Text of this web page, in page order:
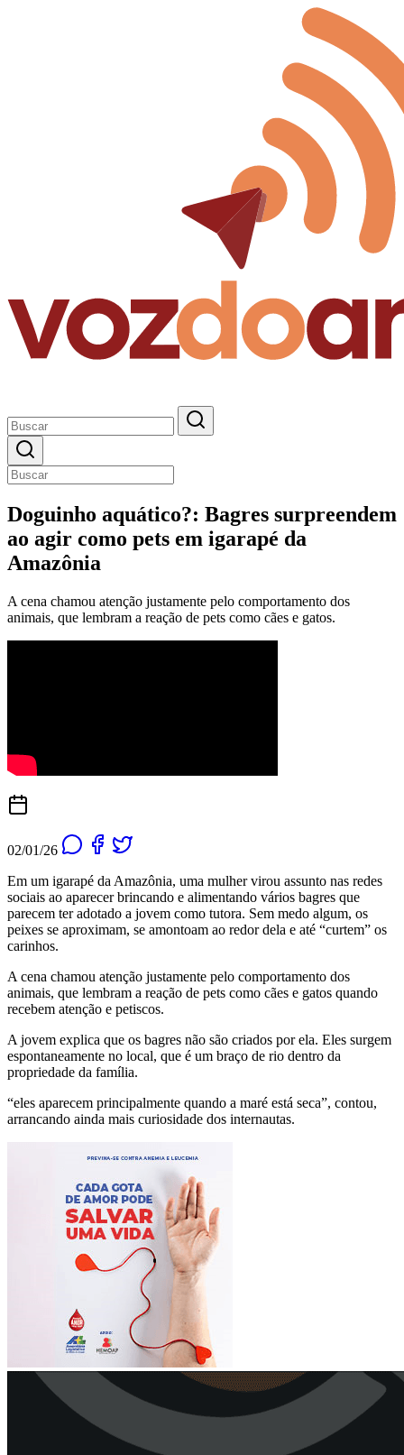
Doguinho aquático?: Bagres surpreendem
ao agir como pets em igarapé da
Amazônia
A cena chamou atenção justamente pelo comportamento dos
animais, que lembram a reação de pets como cães e gatos.
02/01/26
Em um igarapé da Amazônia, uma mulher virou assunto nas redes
sociais ao aparecer brincando e alimentando vários bagres que
parecem ter adotado a jovem como tutora. Sem medo algum, os
peixes se aproximam, se amontoam ao redor dela e até “curtem” os
carinhos.
A cena chamou atenção justamente pelo comportamento dos
animais, que lembram a reação de pets como cães e gatos quando
recebem atenção e petiscos.
A jovem explica que os bagres não são criados por ela. Eles surgem
espontaneamente no local, que é um braço de rio dentro da
propriedade da família.
“eles aparecem principalmente quando a maré está seca”, contou,
arrancando ainda mais curiosidade dos internautas.